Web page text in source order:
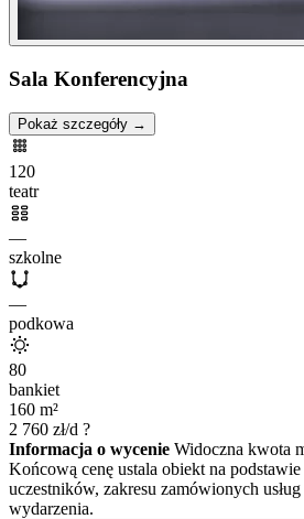
Sala Konferencyjna
Pokaż szczegóły →
120
teatr
—
szkolne
—
podkowa
80
bankiet
160 m²
2 760 zł/d ?
Informacja o wycenie Widoczna kwota
Końcową cenę ustala obiekt na
uczestników, zakresu zamówionych
wydarzenia.